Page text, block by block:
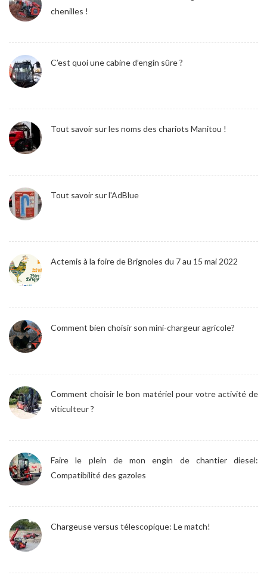
chenilles !
C’est quoi une cabine d’engin sûre ?
Tout savoir sur les noms des chariots Manitou !
Tout savoir sur l'AdBlue
Actemis à la foire de Brignoles du 7 au 15 mai 2022
Comment bien choisir son mini-chargeur agricole?
Comment choisir le bon matériel pour votre activité de
viticulteur ?
Faire le plein de mon engin de chantier diesel:
Compatibilité des gazoles
Chargeuse versus télescopique: Le match!